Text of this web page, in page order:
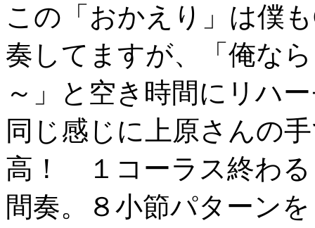
この「おかえり」は僕
奏してますが、「俺な
～」と空き時間にリハ
同じ感じに上原さんの
高！ １コーラス終わる
間奏。８小節パターン